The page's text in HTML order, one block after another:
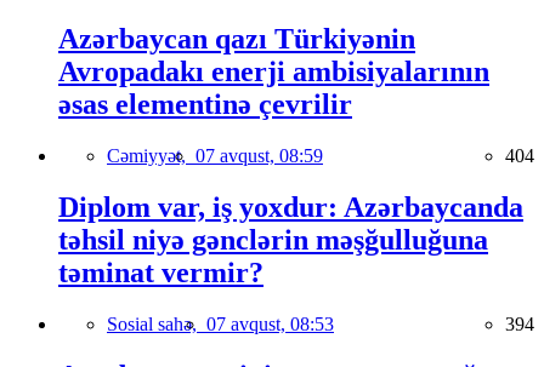
Azərbaycan qazı Türkiyənin
Avropadakı enerji ambisiyalarının
əsas elementinə çevrilir
Cəmiyyət, 07 avqust, 08:59 404
Diplom var, iş yoxdur: Azərbaycanda
təhsil niyə gənclərin məşğulluğuna
təminat vermir?
Sosial sahə, 07 avqust, 08:53 394